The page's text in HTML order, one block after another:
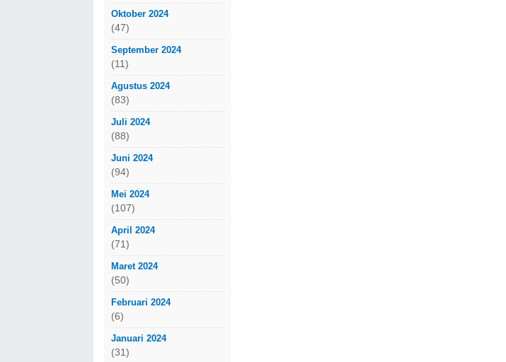
Oktober 2024
(47)
September 2024
(11)
Agustus 2024
(83)
Juli 2024
(88)
Juni 2024
(94)
Mei 2024
(107)
April 2024
(71)
Maret 2024
(50)
Februari 2024
(6)
Januari 2024
(31)